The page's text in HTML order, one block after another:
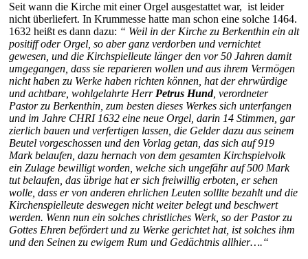
Seit wann die Kirche mit einer Orgel ausgestattet war, ist leider
nicht überliefert. In Krummesse hatte man schon eine solche 1464.
1632 heißt es dann dazu: “ Weil in der Kirche zu Berkenthin ein alt
positiff oder Orgel, so aber ganz verdorben und vernichtet
gewesen, und die Kirchspielleute länger den vor 50 Jahren damit
umgegangen, dass sie reparieren wollen und aus ihrem Vermögen
nicht haben zu Werke haben richten können, hat der ehrwürdige
und achtbare, wohlgelahrte HerrPetrus Hund, verordneter
Pastorzu Berkenthin, zum besten dieses Werkes sich unterfangen
und im Jahre CHRI 1632 eine neue Orgel, darin 14 Stimmen, gar
zierlich bauen und verfertigen lassen, die Gelder dazu aus seinem
Beutel vorgeschossen und den Vorlag getan, das sich auf 919
Mark belaufen, dazu hernach von dem gesamten Kirchspielvolk
ein Zulage bewilligt worden, welche sich ungefähr auf 500 Mark
tut belaufen, das übrige hat er sich freiwillig erboten, er sehen
wolle, dass er von anderen ehrlichen Leuten solllte bezahlt und die
Kirchenspielleute deswegen nicht weiter belegt und beschwert
werden. Wenn nun ein solches christliches Werk, so der Pastor zu
Gottes Ehren befördert und zu Werke gerichtet hat, ist solches ihm
und den Seinen zu ewigem Rum und Gedächtnis allhier….“